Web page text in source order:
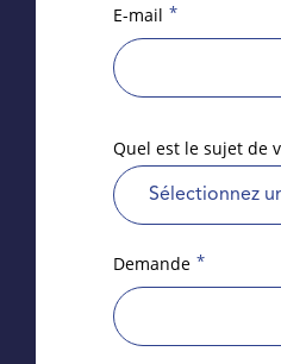
E-mail *
Quel est le sujet de
Sélectionnez
Demande *